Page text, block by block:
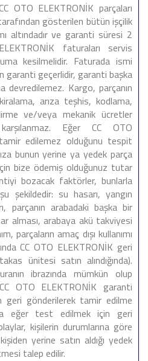
OTO ELEKTRONİK parçaları
gösterilen bütün işçilik
altındadır ve garanti süresi 2
faturaları servis
kesilmelidir. Faturada ismi
garanti geçerlidir, garanti başka
Kargo, parçanın
arıza teşhis, kodlama,
ve/veya mekanik ücretler
Eğer CC OTO
tamir edilemez olduğunu tespit
bunun yerine ya yedek parça
bize ödemiş olduğunuz tutar
bozacak faktörler, bunlarla
şekildedir: su hasarı, yangın
parçanın arabadaki başka bir
alması, arabaya akü takviyesi
parçaların amaç dışı kullanımı
CC OTO ELEKTRONİK geri
ünitesi satın alındığında).
ibrazında mümkün olup
OTO ELEKTRONİK garanti
geri gönderilerek tamir edilme
eğer test edilmek için geri
kişilerin durumlarına göre
yerine satın aldığı yedek
talep edilir.